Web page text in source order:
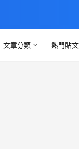
文章分類 熱門貼文